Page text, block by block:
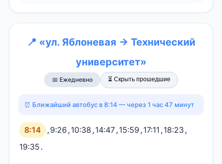
📍 «ул. Яблоневая → Технический
университет»
📅 Ежедневно ⏳ Скрыть прошедшие
⏰ Ближайший автобус в 8:14 — через 1 час 47 минут
8:14 ,9:26 ,10:38 ,14:47,15:59 ,17:11 ,18:23 ,
19:35 .